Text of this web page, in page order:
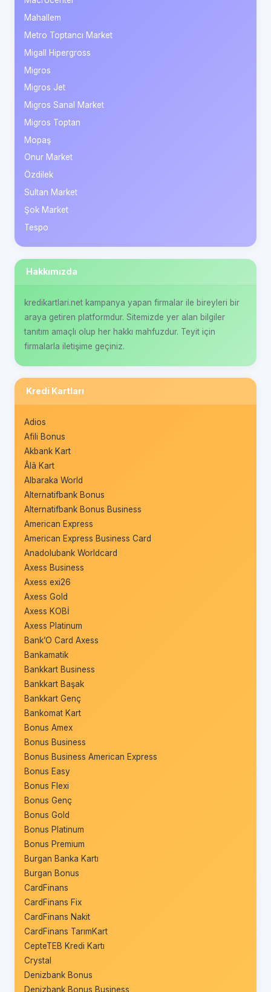
Mahallem
Metro Toptancı Market
Migall Hipergross
Migros
Migros Jet
Migros Sanal Market
Migros Toptan
Mopaş
Onur Market
Özdilek
Sultan Market
Şok Market
Tespo
Hakkımızda
kredikartlari.net kampanya yapan firmalar ile bireyleri bir
araya getiren platformdur. Sitemizde yer alan bilgiler
tanıtım amaçlı olup her hakkı mahfuzdur. Teyit için
firmalarla iletişime geçiniz.
Kredi Kartları
Adios
Afili Bonus
Akbank Kart
Âlâ Kart
Albaraka World
Alternatifbank Bonus
Alternatifbank Bonus Business
American Express
American Express Business Card
Anadolubank Worldcard
Axess Business
Axess exi26
Axess Gold
Axess KOBİ
Axess Platinum
Bank’O Card Axess
Bankamatik
Bankkart Business
Bankkart Başak
Bankkart Genç
Bankomat Kart
Bonus Amex
Bonus Business
Bonus Business American Express
Bonus Easy
Bonus Flexi
Bonus Genç
Bonus Gold
Bonus Platinum
Bonus Premium
Burgan Banka Kartı
Burgan Bonus
CardFinans
CardFinans Fix
CardFinans Nakit
CardFinans TarımKart
CepteTEB Kredi Kartı
Crystal
Denizbank Bonus
Denizbank Bonus Business